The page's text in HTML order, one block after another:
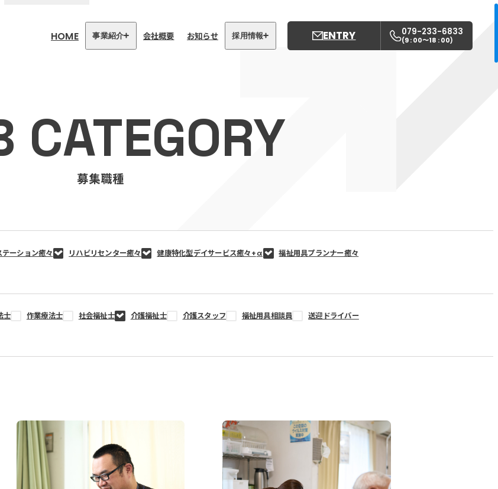
HOME 事業紹介
リハビリセンター癒々
健康特化型デイサービス癒々＋
α
福祉用具プランナー癒々
姫路中央保育園
会社概要 お知らせ 採用情報 ENTRY 079-233-6833
(9 : 00〜18 : 00)
CATEGORY
募集職種
ーション癒々 リハビリセンター癒々 健康特化型デイサービス癒々+α
福祉用具プランナー癒々
士 作業療法士 社会福祉士 介護福祉士 介護スタッフ 福祉用具相談員
送迎ドライバー